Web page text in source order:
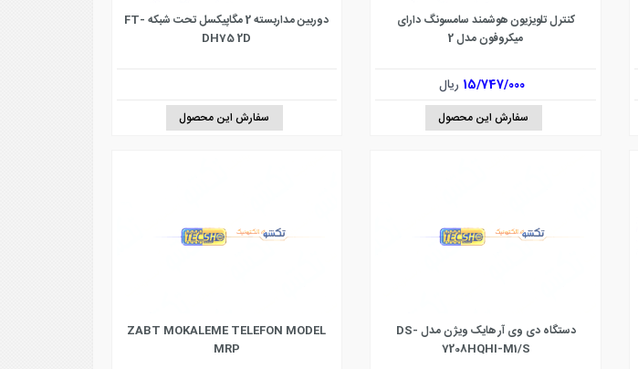
کنترل تلویزیون هوشمند سامسونگ دارای
میکروفون مدل 2
15/747/000 ریال
سفارش این محصول
دوربین مداربسته 2 مگاپیکسل تحت شبکه FT-
DH75 2D
سفارش این محصول
دستگاه دی وی آر هایک ویژن مدل DS-
7208HQHI-M1/S
ZABT MOKALEME TELEFON MODEL
MRP